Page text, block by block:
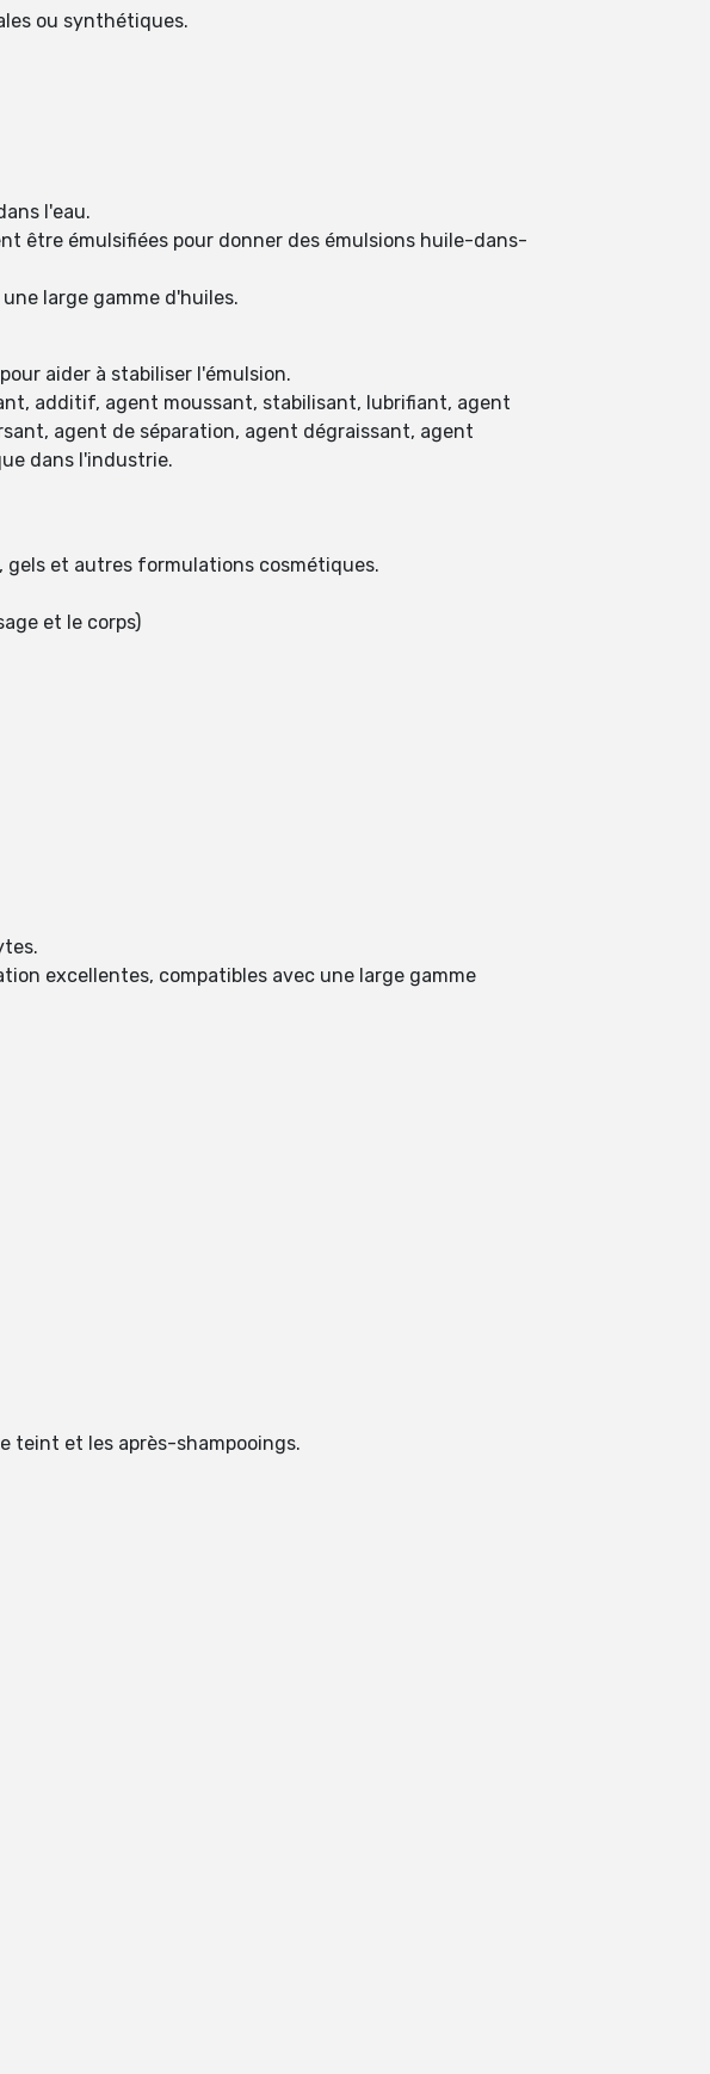
ou synthétiques.
l'eau.
être émulsifiées pour donner des émulsions huile-dans-
large gamme d'huiles.
aider à stabiliser l'émulsion.
additif, agent moussant, stabilisant, lubrifiant, agent
agent de séparation, agent dégraissant, agent
dans l'industrie.
et autres formulations cosmétiques.
et le corps)
excellentes, compatibles avec une large gamme
teint et les après-shampooings.